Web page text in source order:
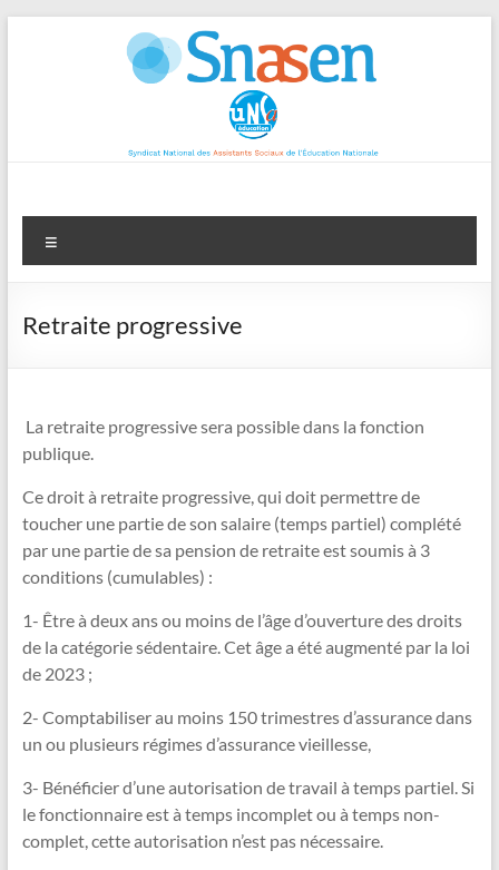
Retraite progressive
La retraite progressive sera possible dans la fonction
publique.
Ce droit à retraite progressive, qui doit permettre de
toucher une partie de son salaire (temps partiel) complété
par une partie de sa pension de retraite est soumis à 3
conditions (cumulables) :
1- Être à deux ans ou moins de l’âge d’ouverture des droits
de la catégorie sédentaire. Cet âge a été augmenté par la loi
de 2023 ;
2- Comptabiliser au moins 150 trimestres d’assurance dans
un ou plusieurs régimes d’assurance vieillesse,
3- Bénéficier d’une autorisation de travail à temps partiel. Si
le fonctionnaire est à temps incomplet ou à temps non-
complet, cette autorisation n’est pas nécessaire.